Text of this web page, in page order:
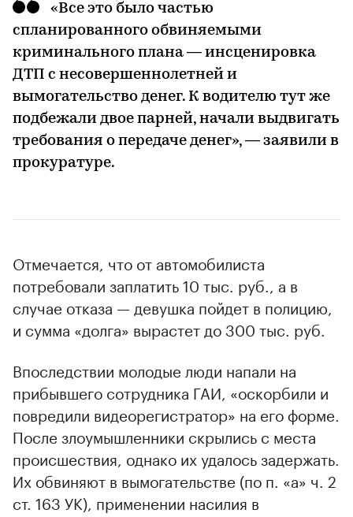
00:00 / 00:00
«Все это было частью
спланированного обвиняемыми
криминального плана — инсценировка
ДТП с несовершеннолетней и
вымогательство денег. К водителю тут же
подбежали двое парней, начали выдвигать
требования о передаче денег», — заявили в
прокуратуре.
Отмечается, что от автомобилиста
потребовали заплатить 10 тыс. руб., а в
случае отказа — девушка пойдет в полицию,
и сумма «долга» вырастет до 300 тыс. руб.
Впоследствии молодые люди напали на
прибывшего сотрудника ГАИ, «оскорбили и
повредили видеорегистратор» на его форме.
После злоумышленники скрылись с места
происшествия, однако их удалось задержать.
Их обвиняют в вымогательстве (по п. «а» ч. 2
ст. 163 УК), применении насилия в